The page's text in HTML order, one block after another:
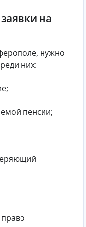
на
нужно
них:
пенсии;